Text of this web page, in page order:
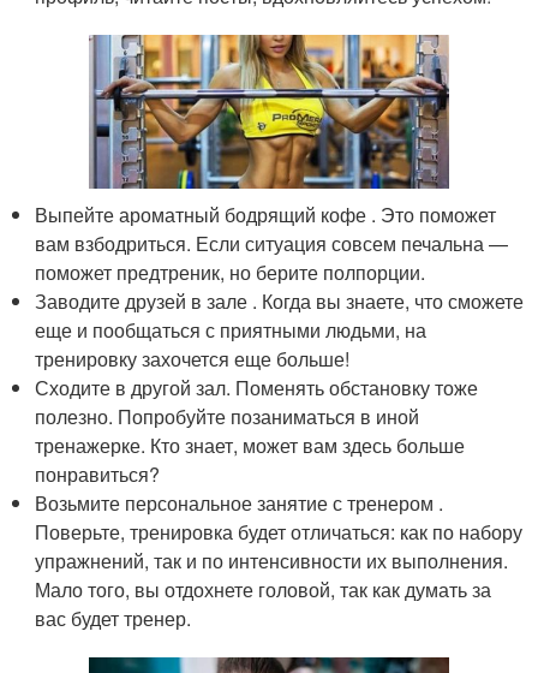
Выпейте ароматный бодрящий кофе . Это поможет
вам взбодриться. Если ситуация совсем печальна —
поможет предтреник, но берите полпорции.
Заводите друзей в зале . Когда вы знаете, что сможете
еще и пообщаться с приятными людьми, на
тренировку захочется еще больше!
Сходите в другой зал. Поменять обстановку тоже
полезно. Попробуйте позаниматься в иной
тренажерке. Кто знает, может вам здесь больше
понравиться?
Возьмите персональное занятие с тренером .
Поверьте, тренировка будет отличаться: как по набору
упражнений, так и по интенсивности их выполнения.
Мало того, вы отдохнете головой, так как думать за
вас будет тренер.